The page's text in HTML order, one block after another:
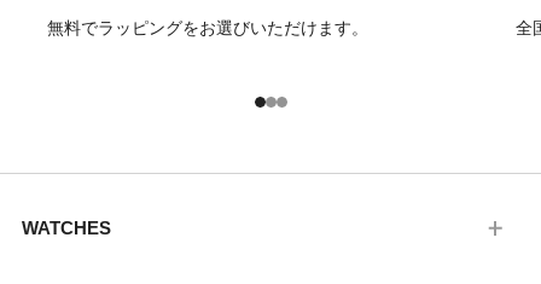
無料でラッピングをお選びいただけます。 全
WATCHES